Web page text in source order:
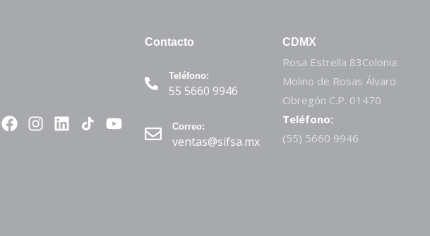
Contacto
Teléfono:
55 5660 9946
Correo:
ventas@sifsa.mx
CDMX
Rosa Estrella 83Colonia:
Molino de Rosas Álvaro
Obregón C.P. 01470
Teléfono:
(55) 5660 9946